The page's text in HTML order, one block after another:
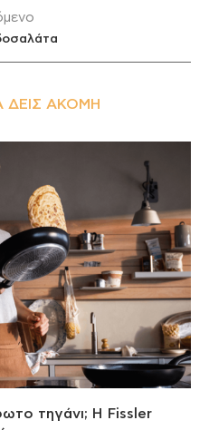
ΔΕΙΣ ΑΚΌΜΗ
τηγάνι; Η Fissler